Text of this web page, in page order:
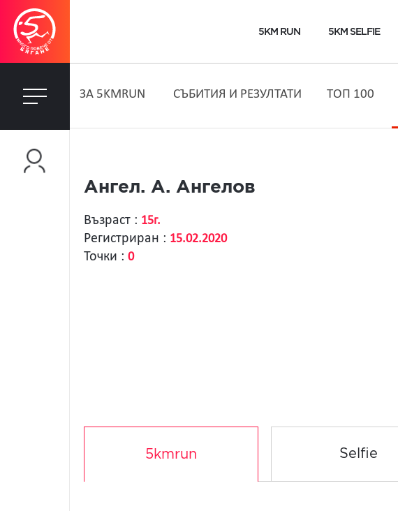
5KM RUN 5KM SELFIE
ЗA 5KMRUN СЪБИТИЯ И РЕЗУЛТАТИ ТОП 100
Ангел. А. Ангелов
Възраст : 15г.
Регистриран : 15.02.2020
Точки : 0
5kmrun Selfie